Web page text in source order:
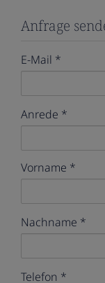
Anfrage
E-Mail
Anrede
Vorname
Nachname
Telefon